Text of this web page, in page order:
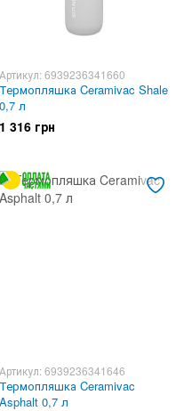
Артикул: 6939236341660
Термопляшка Ceramivac Shale
0,7 л
1 316 грн
Артикул: 6939236341646
Термопляшка Ceramivac
Asphalt 0,7 л